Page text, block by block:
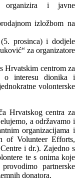
organizira i javne
izložbom na
prosinca) i dodjele
za organizatore
Hrvatskim centrom za
o interesu dionika i
volonterske
Hrvatskog centra za
a održavamo i
organizacijama i
of Volunteer Efforts,
i dr.). Zajedno s
te s onima koje
partnerske
donatora.